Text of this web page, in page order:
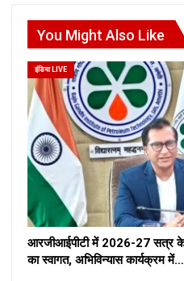
You Might Also Like
इंडिया LIVE
आरजीआईपीटी में 2026-27 सत्र के
का स्वागत, अभिविन्यास कार्यक्रम में…